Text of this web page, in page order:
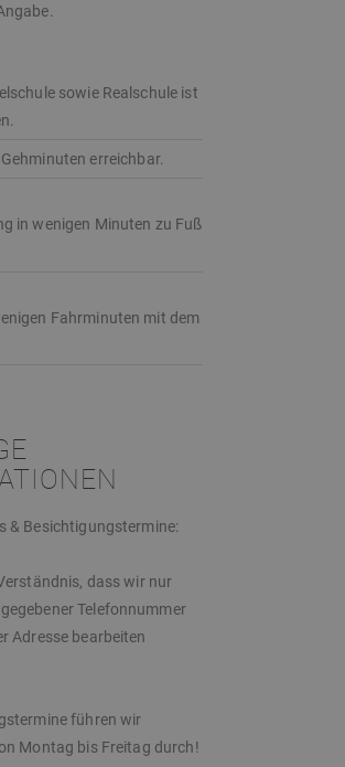
sowie Realschule ist
erreichbar.
in wenigen Minuten zu Fuß
Fahrminuten mit dem
& Besichtigungstermine:
dass wir nur
Telefonnummer
Adresse bearbeiten
führen wir
Montag bis Freitag durch!